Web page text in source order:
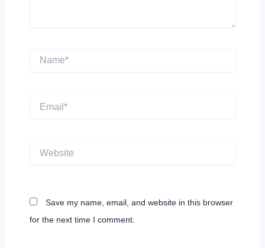
Website
Save my name, email, and website in this browser
for the next time I comment.